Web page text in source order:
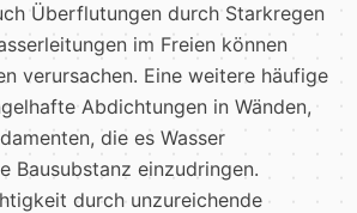
Überflutungen durch Starkregen
im Freien können
verursachen. Eine weitere häufige
Abdichtungen in Wänden,
die es Wasser
Bausubstanz einzudringen.
durch unzureichende